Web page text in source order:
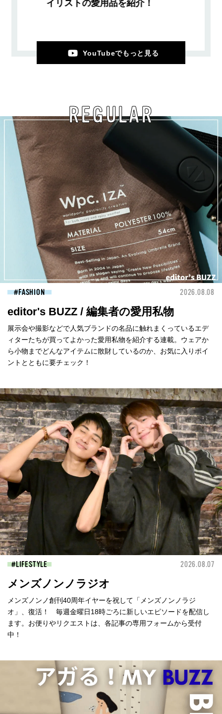
イリストの愛用品を紹介！
YouTubeでもっと見る
REGULAR
FASHION 2026.08.08
editor's BUZZ / 編集者の愛用私物
展示会や撮影などで人気ブランドの名品に触れまくっているエデ
ィターたちが買ってよかった愛用私物を紹介する連載。ウェアか
ら小物までどんなアイテムに散財しているのか、お気に入りポイ
ントとともに要チェック！
LIFESTYLE 2026.08.07
メンズノンノラジオ
メンズノンノ創刊40周年イヤーを祝して「メンズノンノラジ
オ」、復活！ 毎週金曜日18時ごろに新しいエピソードを配信し
ます。お便りやリクエストは、各記事の専用フォームから受付
中！